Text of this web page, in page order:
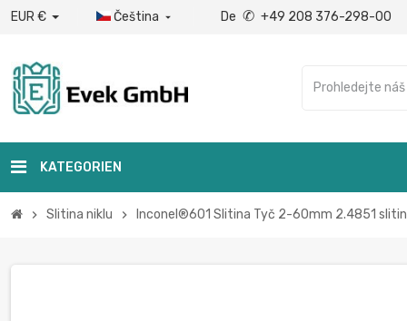
EUR € Čeština  De ✆ +49 208 376-298-00
KATEGORIEN
chevron_right Slitina niklu chevron_right Inconel®601 Slitina Tyč 2-60mm 2.4851